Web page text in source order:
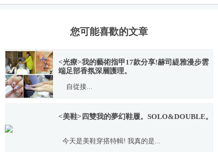
您可能喜歡的文章
<光療>我的藝術指甲17款分享!赫司緹雅漫步雲
端足部香氛深層護理。
自從接...
<美鞋>四雙我的夢幻鞋履。SOLO&DOUBLE。
今天是美鞋穿搭特輯! 我真的是...